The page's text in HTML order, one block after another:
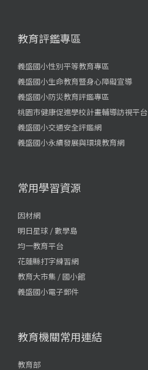
教育評鑑專區
義盛國小性別平等教育專區
義盛國小生命教育暨身心障礙宣導
義盛國小防災教育評鑑專區
桃園市健康促進學校計畫輔導訪視平台
義盛國小交通安全評鑑網
義盛國小永續發展與環境教育網
常用學習資源
因材網
明日星球 / 數學島
均一教育平台
花蓮縣打字練習網
教育大市集 / 國小館
義盛國小電子郵件
教育機關常用連結
教育部